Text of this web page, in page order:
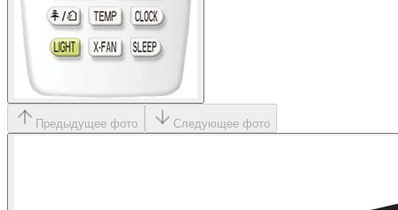
Предыдущее фото Следующее фото